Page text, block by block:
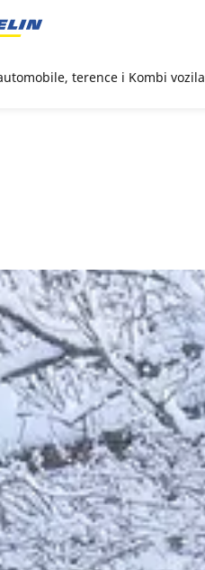
terence i Kombi vozila